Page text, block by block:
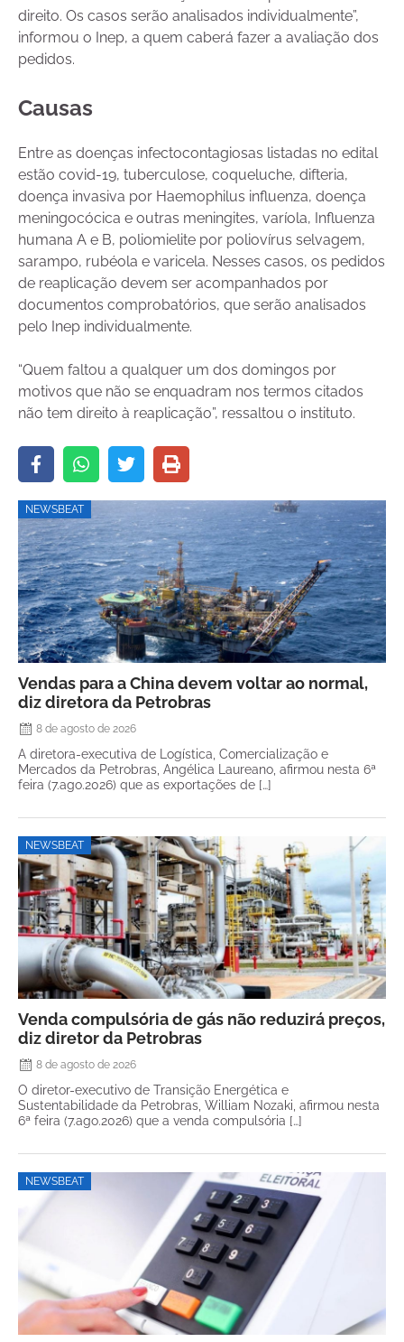
direito. Os casos serão analisados individualmente”,
informou o Inep, a quem caberá fazer a avaliação dos
pedidos.
Causas
Entre as doenças infectocontagiosas listadas no edital
estão covid-19, tuberculose, coqueluche, difteria,
doença invasiva por Haemophilus influenza, doença
meningocócica e outras meningites, varíola, Influenza
humana A e B, poliomielite por poliovírus selvagem,
sarampo, rubéola e varicela. Nesses casos, os pedidos
de reaplicação devem ser acompanhados por
documentos comprobatórios, que serão analisados
pelo Inep individualmente.
“Quem faltou a qualquer um dos domingos por
motivos que não se enquadram nos termos citados
não tem direito à reaplicação”, ressaltou o instituto.
NEWSBEAT
Vendas para a China devem voltar ao normal,
diz diretora da Petrobras
8 de agosto de 2026
A diretora-executiva de Logística, Comercialização e
Mercados da Petrobras, Angélica Laureano, afirmou nesta 6ª
feira (7.ago.2026) que as exportações de […]
NEWSBEAT
Venda compulsória de gás não reduzirá preços,
diz diretor da Petrobras
8 de agosto de 2026
O diretor-executivo de Transição Energética e
Sustentabilidade da Petrobras, William Nozaki, afirmou nesta
6ª feira (7.ago.2026) que a venda compulsória […]
NEWSBEAT